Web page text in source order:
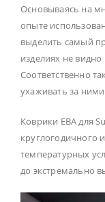
Основываясь на
опыте
выделить самый
изделиях не
Соответственно
ухаживать за
Коврики ЕВА для
круглогодичного
температурных
до экстремально